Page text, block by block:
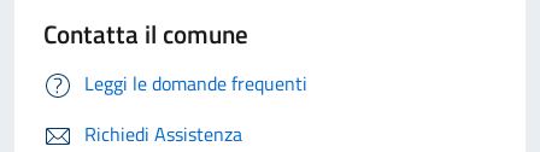
Contatta il comune
Leggi le domande frequenti
Richiedi Assistenza